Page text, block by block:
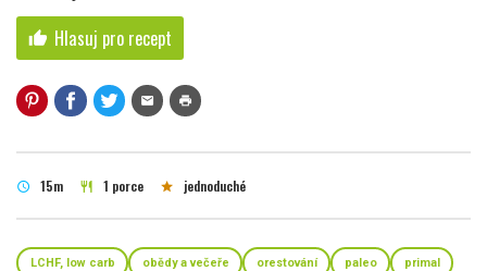
thumb_up Hlasuj pro recept
mail print
schedule 15m restaurant 1 porce star jednoduché
LCHF, low carb obědy a večeře orestování paleo primal